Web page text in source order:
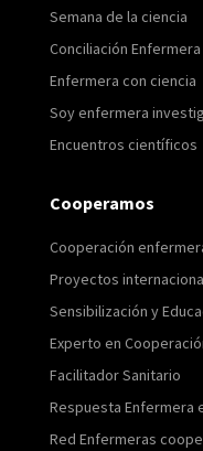
Semana de la ciencia
Conciliación Enfermera
Enfermera con ciencia
Soy enfermera
Encuentros científicos
Cooperamos
Cooperación
Proyectos
Sensibilización y
Experto en
Facilitador Sanitario
Respuesta Enfermera
Red Enfermeras